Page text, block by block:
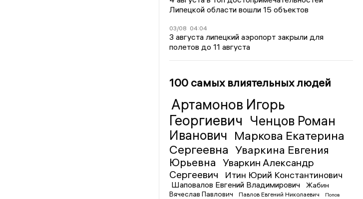
Липецкой области вошли 15 объектов
03/08 04:04
3 августа липецкий аэропорт закрыли для
полетов до 11 августа
100 самых влиятельных людей
Артамонов Игорь
Георгиевич Ченцов Роман
Иванович Маркова Екатерина
Сергеевна Уваркина Евгения
Юрьевна
Уваркин Александр
Сергеевич
Итин Юрий Константинович
Шаповалов Евгений Владимирович
Жабин
Вячеслав Павлович
Павлов Евгений Николаевич
Попов